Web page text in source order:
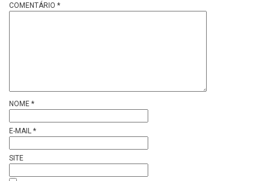
COMENTÁRIO *
NOME *
E-MAIL *
SITE